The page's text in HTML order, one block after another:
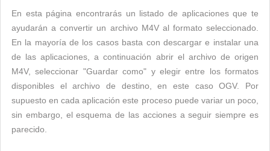
En esta página encontrarás un listado de aplicaciones que te
ayudarán a convertir un archivo M4V al formato seleccionado.
En la mayoría de los casos basta con descargar e instalar una
de las aplicaciones, a continuación abrir el archivo de origen
M4V, seleccionar "Guardar como" y elegir entre los formatos
disponibles el archivo de destino, en este caso OGV. Por
supuesto en cada aplicación este proceso puede variar un poco,
sin embargo, el esquema de las acciones a seguir siempre es
parecido.